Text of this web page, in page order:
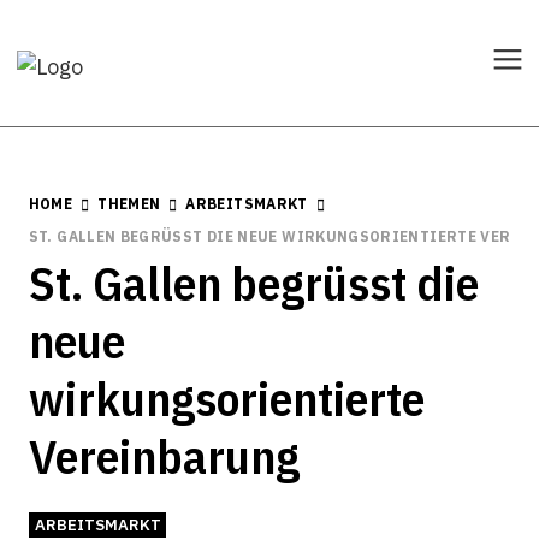
HOME THEMEN
ARBEITSMARKT
ST. GALLEN BEGRÜSST DIE NEUE WIRKUNGSORIENTIERTE
St. Gallen begrüsst die
neue
wirkungsorientierte
Vereinbarung
ARBEITSMARKT